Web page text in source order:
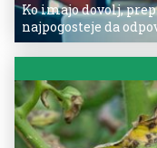
Ko imajo dovolj,
najpogosteje da